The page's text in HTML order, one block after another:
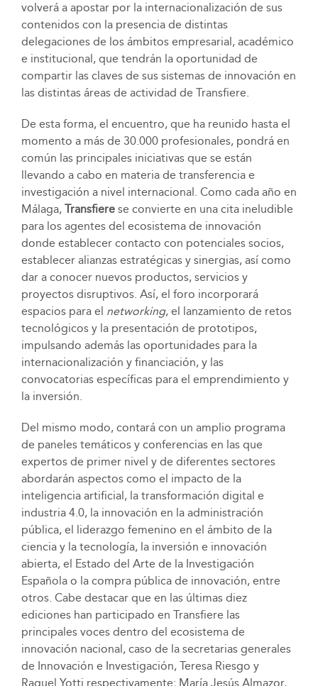
volverá a apostar por la internacionalización de sus
contenidos con la presencia de distintas
delegaciones de los ámbitos empresarial, académico
e institucional, que tendrán la oportunidad de
compartir las claves de sus sistemas de innovación en
las distintas áreas de actividad de Transfiere.
De esta forma, el encuentro, que ha reunido hasta el
momento a más de 30.000 profesionales, pondrá en
común las principales iniciativas que se están
llevando a cabo en materia de transferencia e
investigación a nivel internacional. Como cada año en
Málaga, Transfierese convierte en una cita ineludible
para los agentes del ecosistema de innovación
donde establecer contacto con potenciales socios,
establecer alianzas estratégicas y sinergias, así como
dar a conocer nuevos productos, servicios y
proyectos disruptivos. Así, el foro incorporará
espacios para el networking, el lanzamiento de retos
tecnológicos y la presentación de prototipos,
impulsando además las oportunidades para la
internacionalización y financiación, y las
convocatorias específicas para el emprendimiento y
la inversión.
Del mismo modo, contará con un amplio programa
de paneles temáticos y conferencias en las que
expertos de primer nivel y de diferentes sectores
abordarán aspectos como el impacto de la
inteligencia artificial, la transformación digital e
industria 4.0, la innovación en la administración
pública, el liderazgo femenino en el ámbito de la
ciencia y la tecnología, la inversión e innovación
abierta, el Estado del Arte de la Investigación
Española o la compra pública de innovación, entre
otros. Cabe destacar que en las últimas diez
ediciones han participado en Transfiere las
principales voces dentro del ecosistema de
innovación nacional, caso de la secretarias generales
de Innovación e Investigación, Teresa Riesgo y
Raquel Yotti respectivamente; María Jesús Almazor,